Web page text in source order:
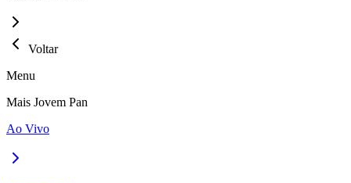
Voltar
Menu
Mais Jovem Pan
Ao Vivo